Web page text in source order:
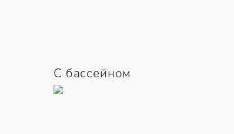
С бассейном